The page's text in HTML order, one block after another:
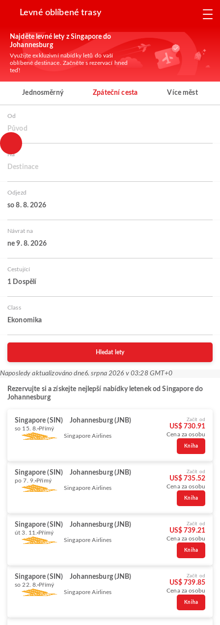
Levné oblíbené trasy
Najděte levné lety z Singapore do
Johannesburg
Využijte exkluzivní nabídky letů do vaší
oblíbené destinace. Začněte s rezervací hned
teď!
Jednosměrný Zpáteční cesta Více měst
Od
Původ
Na
Destinace
Odjezd
so 8. 8. 2026
Návrat na
ne 9. 8. 2026
Cestující
1 Dospělí
Class
Ekonomika
Hledat lety
Naposledy aktualizováno dne6. srpna 2026 v 03:28 GMT+0
Rezervujte si a získejte nejlepší nabídky letenek od Singapore do
Johannesburg
Singapore (SIN) Johannesburg (JNB)
so 15. 8. Přímý
Singapore Airlines
Začít od
US$ 730.91
Cena za osobu
Kniha
Singapore (SIN) Johannesburg (JNB)
po 7. 9. Přímý
Singapore Airlines
Začít od
US$ 735.52
Cena za osobu
Kniha
Singapore (SIN) Johannesburg (JNB)
út 3. 11. Přímý
Singapore Airlines
Začít od
US$ 739.21
Cena za osobu
Kniha
Singapore (SIN) Johannesburg (JNB)
so 22. 8. Přímý
Singapore Airlines
Začít od
US$ 739.85
Cena za osobu
Kniha